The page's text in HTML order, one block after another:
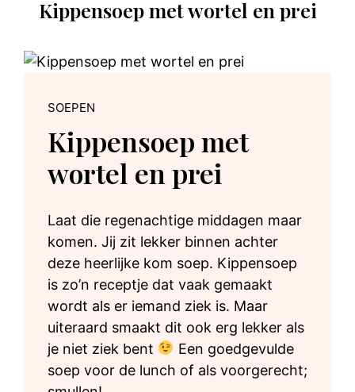
Kippensoep met wortel en prei
SOEPEN
Kippensoep met
wortel en prei
Laat die regenachtige middagen maar
komen. Jij zit lekker binnen achter
deze heerlijke kom soep. Kippensoep
is zo’n receptje dat vaak gemaakt
wordt als er iemand ziek is. Maar
uiteraard smaakt dit ook erg lekker als
je niet ziek bent
Een goedgevulde
soep voor de lunch of als voorgerecht;